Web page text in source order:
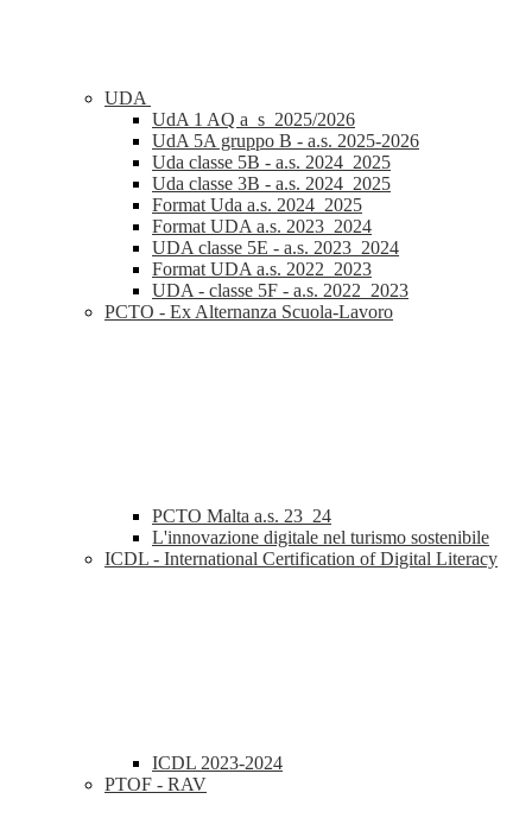
UDA
UdA 1 AQ a_s_2025/2026
UdA 5A gruppo B - a.s. 2025-2026
Uda classe 5B - a.s. 2024_2025
Uda classe 3B - a.s. 2024_2025
Format Uda a.s. 2024_2025
Format UDA a.s. 2023_2024
UDA classe 5E - a.s. 2023_2024
Format UDA a.s. 2022_2023
UDA - classe 5F - a.s. 2022_2023
PCTO - Ex Alternanza Scuola-Lavoro
PCTO Malta a.s. 23_24
L'innovazione digitale nel turismo sostenibile
ICDL - International Certification of Digital Literacy
ICDL 2023-2024
PTOF - RAV